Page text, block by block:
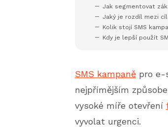
Jak segmentovat
Jaký je rozdíl mezi
Kolik stojí SMS
Kdy je lepší použít
SMS kampaně pro e-
nejpřímějším
vysoké míře otevření
vyvolat urgenci.